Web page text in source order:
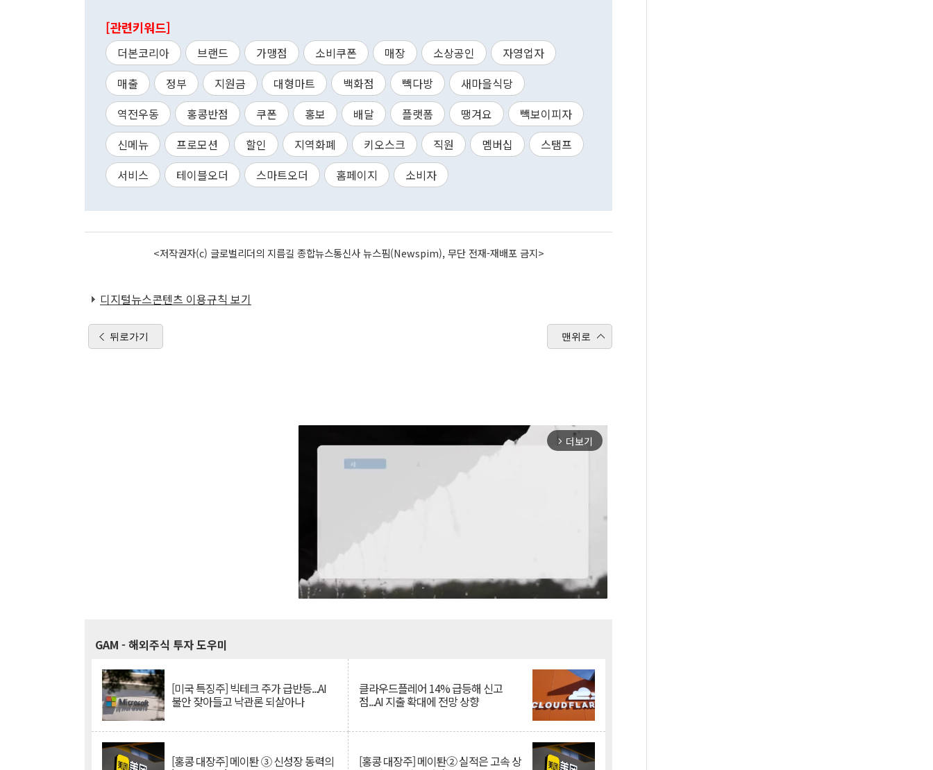
[관련키워드]
더본코리아 브랜드 가맹점 소비쿠폰 매장 소상공인
자영업자
매출
정부 지원금 대형마트 백화점 빽다방
새마을식당
역전우동
홍콩반점 쿠폰 홍보 배달 플랫폼 땡겨요
빽보이피자
신메뉴
프로모션 할인 지역화폐 키오스크 직원 멤버십
스탬프
서비스
테이블오더 스마트오더 홈페이지 소비자
<저작권자(c) 글로벌리더의 지름길 종합뉴스통신사 뉴스핌(Newspim), 무단 전재-재배포 금지>
디지털뉴스콘텐츠 이용규칙 보기
뒤로가기 맨위로
arrow_forward_ios 더보기
GAM - 해외주식 투자 도우미
[미국 특징주] 빅테크 주가 급반등...AI
불안 잦아들고 낙관론 되살아나
클라우드플레어 14% 급등해 신고
점...AI 지출 확대에 전망 상향
[홍콩 대장주] 메이퇀 ③ 신성장 동력의 [홍콩 대장주] 메이퇀② 실적은 고속 상